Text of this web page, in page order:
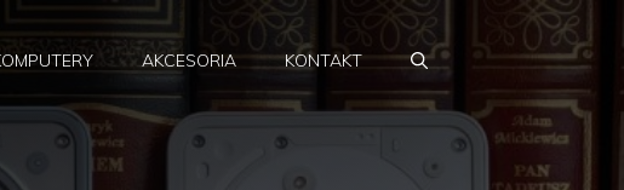
AKCESORIA KONTAKT